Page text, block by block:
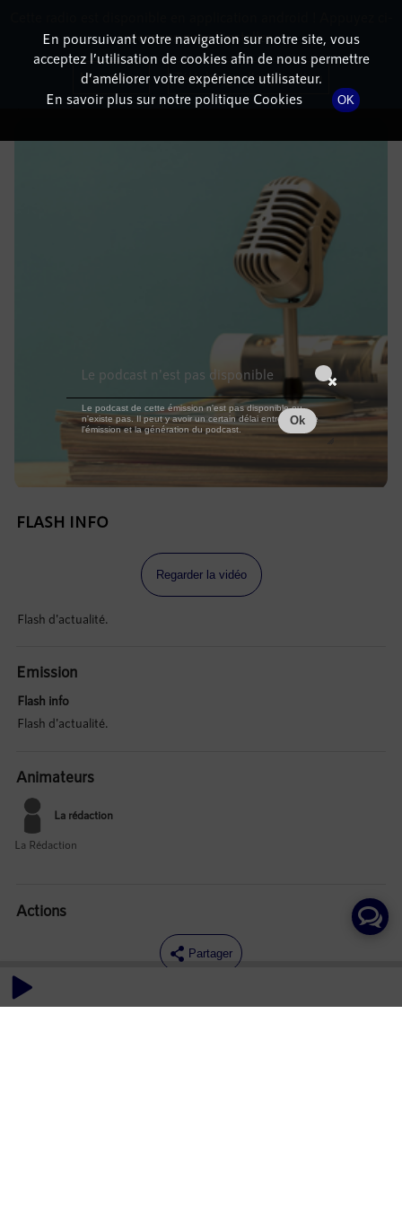
DÉTAILS DE L'ÉPISODE
8 janvier 2023à 4h59 , durée : Invalid date
FLASH INFO
Regarder la vidéo
Flash d'actualité.
Emission
Flash info
Flash d'actualité.
Animateurs
La rédaction
La Rédaction
Actions
Partager
Commentaires
En poursuivant votre navigation sur notre site, vous
acceptez l’utilisation de cookies afin de nous permettre
d’améliorer votre expérience utilisateur.
En savoir plus sur notre politique Cookies
OK
dessous pour l'installer.
Non merci Télécharger l'application
Le podcast n'est pas disponible
Le podcast de cette émission n'est pas disponible ou
n'existe pas. Il peut y avoir un certain délai entre la fin de
l'émission et la génération du podcast.
Ok